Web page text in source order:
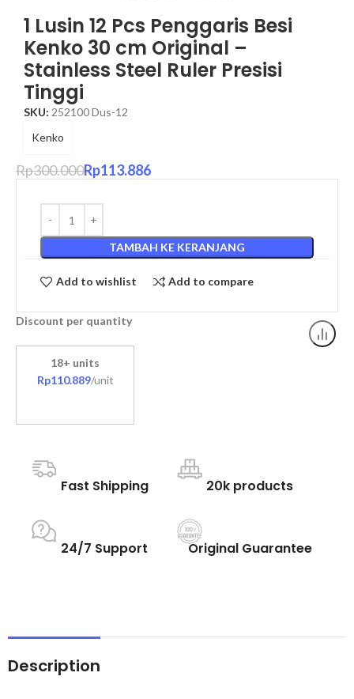
1 Lusin 12 Pcs Penggaris Besi
Kenko 30 cm Original –
Stainless Steel Ruler Presisi
Tinggi
SKU: 252100 Dus-12
Kenko
Rp300.000Rp113.886
TAMBAH KE KERANJANG
Add to wishlist Add to compare
Discount per quantity
18+ units
Rp110.889/unit
Fast Shipping 20k products
24/7 Support Original Guarantee
Description